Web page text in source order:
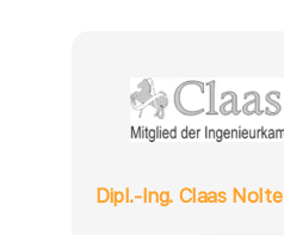
Dipl.-Ing. Claas Nolte